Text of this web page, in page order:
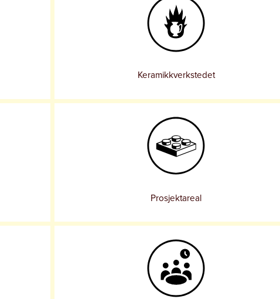
Keramikkverkstedet
Prosjektareal